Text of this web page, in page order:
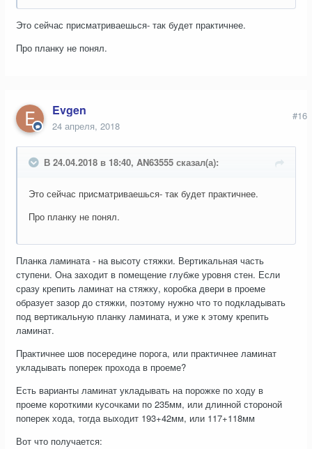
Это сейчас присматриваешься- так будет практичнее.
Про планку не понял.
Evgen
24 апреля, 2018
#16
В 24.04.2018 в 18:40, AN63555 сказал(а):
Это сейчас присматриваешься- так будет практичнее.
Про планку не понял.
Планка ламината - на высоту стяжки. Вертикальная часть
ступени. Она заходит в помещение глубже уровня стен. Если
сразу крепить ламинат на стяжку, коробка двери в проеме
образует зазор до стяжки, поэтому нужно что то подкладывать
под вертикальную планку ламината, и уже к этому крепить
ламинат.
Практичнее шов посередине порога, или практичнее ламинат
укладывать поперек прохода в проеме?
Есть варианты ламинат укладывать на порожке по ходу в
проеме короткими кусочками по 235мм, или длинной стороной
поперек хода, тогда выходит 193+42мм, или 117+118мм
Вот что получается: